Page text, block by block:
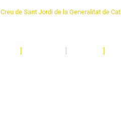
Creu de Sant Jordi de la Generalitat de